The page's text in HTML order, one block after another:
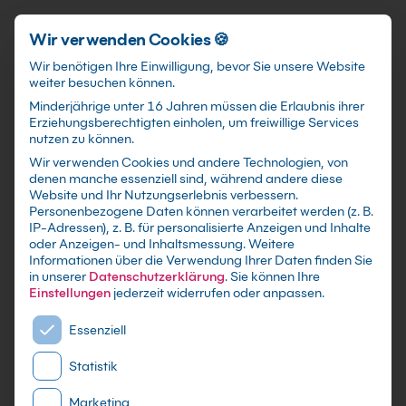
Schnellzugriff
Linux
Systemadministration
Kompaktkurs
mit Zertifikat als Live Online Training,
Präsenzseminar in IT-Schulungszentren sowie
maßgeschneiderte Firmen- oder Inhouse-
Schulung für dein Team - Lerne und erweitere
dein Linux Wissen
Wir verwenden Cookies 🍪
Wir benötigen Ihre Einwilligung, bevor Sie unsere Website
weiter besuchen können.
Minderjährige unter 16 Jahren müssen die Erlaubnis ihrer
Erziehungsberechtigten einholen, um freiwillige Services
nutzen zu können.
Wir verwenden Cookies und andere Technologien, von
denen manche essenziell sind, während andere diese
Website und Ihr Nutzungserlebnis verbessern.
Personenbezogene Daten können verarbeitet werden (z. B.
IP-Adressen), z. B. für personalisierte Anzeigen und Inhalte
oder Anzeigen- und Inhaltsmessung.Weitere
Informationen über die Verwendung Ihrer Daten finden Sie
in unserer Datenschutzerklärung.Sie können Ihre
Einstellungen jederzeit widerrufen oder anpassen.
Es folgt eine Liste der Service-Gruppen, für die eine
Essenziell
Statistik
Marketing